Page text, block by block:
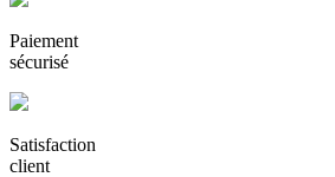
Paiement
sécurisé
Satisfaction
client